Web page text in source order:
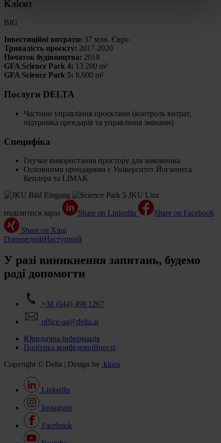
Клієнт
BIG
Інвестиційні витрати: 37 млн. Євро
Тривалість проєкту: 2017-2020
Початок будівництва: 2018
GFA Science Park 4: 13.200 m²
GFA Science Park 5: 8.600 m²
Послуги DELTA
Частини управління проєктами (контроль витрат,
підтримка орендарів та управління змінами)
Специфіка
Гнучке використання простору для замовника
Основними орендарями є Університет Йоганнеса
Кеплера та LIMAK
поділитися зараз Share on LinkedIn Share on Facebook
Share on Xing
ПопереднійНаступний
У разі виникнення запитань, будемо
раді допомогти
+38 (044) 498 1267
office-ua@delta.at
Юридична інформація
Політика конфіденційності
Copyright © Delta | Design by .kloos
LinkedIn
Instagram
Facebook